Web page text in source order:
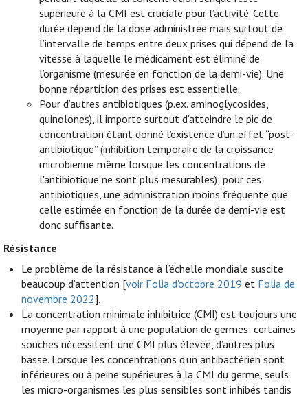
supérieure à la CMI est cruciale pour l’activité. Cette
durée dépend de la dose administrée mais surtout de
l’intervalle de temps entre deux prises qui dépend de la
vitesse à laquelle le médicament est éliminé de
l’organisme (mesurée en fonction de la demi-vie). Une
bonne répartition des prises est essentielle.
Pour d’autres antibiotiques (p.ex. aminoglycosides,
quinolones), il importe surtout d’atteindre le pic de
concentration étant donné l’existence d’un effet “post-
antibiotique” (inhibition temporaire de la croissance
microbienne même lorsque les concentrations de
l'antibiotique ne sont plus mesurables); pour ces
antibiotiques, une administration moins fréquente que
celle estimée en fonction de la durée de demi-vie est
donc suffisante.
Résistance
Le problème de la résistance à l’échelle mondiale suscite
beaucoup d’attention [voir Folia d'octobre 2019 et Folia de
novembre 2022].
La concentration minimale inhibitrice (CMI) est toujours une
moyenne par rapport à une population de germes: certaines
souches nécessitent une CMI plus élevée, d’autres plus
basse. Lorsque les concentrations d’un antibactérien sont
inférieures ou à peine supérieures à la CMI du germe, seuls
les micro-organismes les plus sensibles sont inhibés tandis